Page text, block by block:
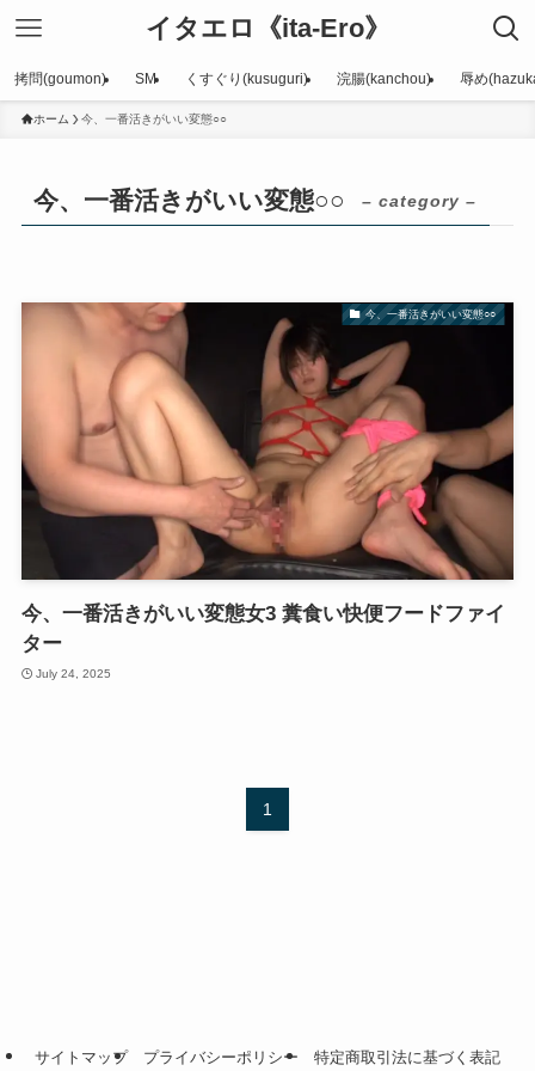
イタエロ《ita-Ero》
拷問(goumon) SM くすぐり(kusuguri) 浣腸(kanchou) 辱め
ホーム 今、一番活きがいい変態○○
今、一番活きがいい変態○○ – category –
今、一番活きがいい変態○○
今、一番活きがいい変態女3 糞食い快便フードファイ
ター
July 24, 2025
1
サイトマップ プライバシーポリシー 特定商取引法に基づく表記